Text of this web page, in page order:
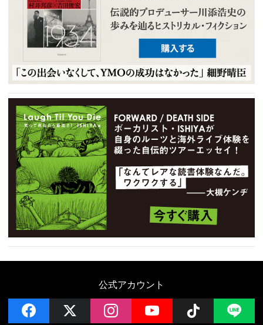
公式アカウント
facebook instagramYouTube Follow